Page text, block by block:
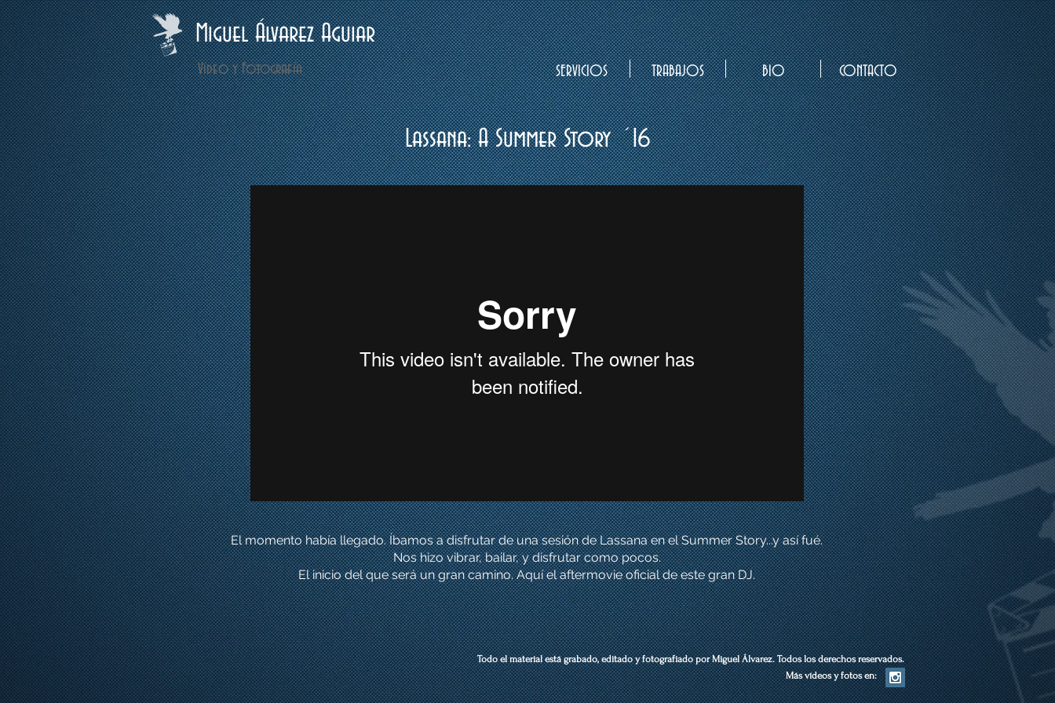
Miguel Álvarez Aguiar
Vídeo y Fotografía SERVICIOS TRABAJOS BIO CONTACTO
Lassana: A Summer Story ´16
El momento había llegado.Íbamos a disfrutar de una sesión deLassana en el Summer Story...y así fué.
Nos hizo vibrar, bailar, y disfrutar como pocos.
El inicio del que será un gran camino.Aquí el aftermovie oficial de este gran DJ.
Todo el material está grabado, editado y fotografiado por Miguel Álvarez.Todos los derechos reservados.
Más vídeos y fotos en: